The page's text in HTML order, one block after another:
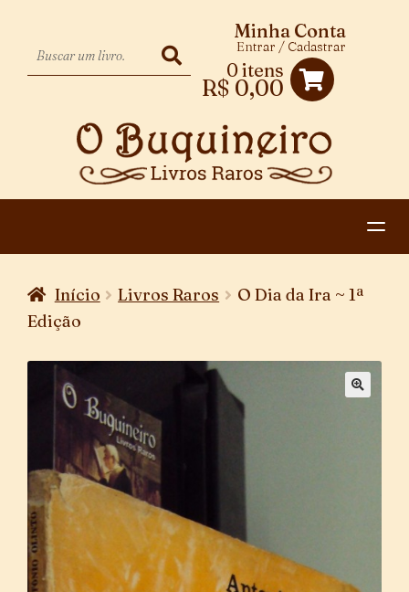
0 itens
R$ 0,00
Minha Conta
Entrar / Cadastrar
CONTATO
Início Livros Raros
O Dia da Ira ~ 1ª
Edição